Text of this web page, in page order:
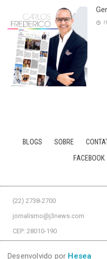
BLOGS SOBRE
FACEBOOK
(22) 2738-2700
jornalismo@j3news.com
CEP: 28010-190
Desenvolvido por Hesea